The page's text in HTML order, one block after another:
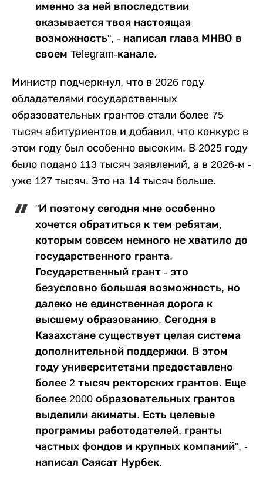
именно за ней впоследствии
оказывается твоя настоящая
возможность", - написал глава МНВО в
своем Telegram-канале.
Министр подчеркнул, что в 2026 году
обладателями государственных
образовательных грантов стали более 75
тысяч абитуриентов и добавил, что конкурс в
этом году был особенно высоким. В 2025 году
было подано 113 тысяч заявлений, а в 2026-м -
уже 127 тысяч. Это на 14 тысяч больше.
"И поэтому сегодня мне особенно
хочется обратиться к тем ребятам,
которым совсем немного не хватило до
государственного гранта.
Государственный грант - это
безусловно большая возможность, но
далеко не единственная дорога к
высшему образованию. Сегодня в
Казахстане существует целая система
дополнительной поддержки. В этом
году университетами предоставлено
более 2 тысяч ректорских грантов. Еще
более 2000 образовательных грантов
выделили акиматы. Есть целевые
программы работодателей, гранты
частных фондов и крупных компаний", -
написал Саясат Нурбек.